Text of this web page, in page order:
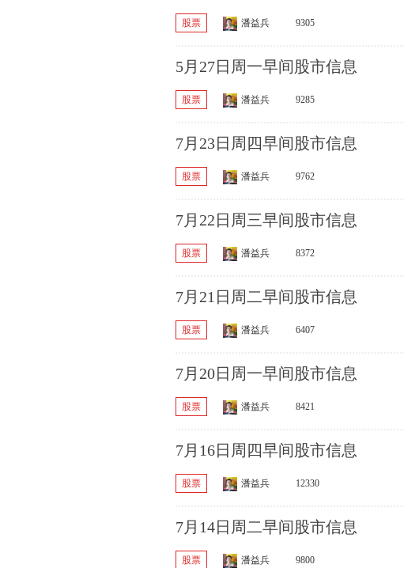
股票 潘益兵 9305
5月27日周一早间股市信息
股票 潘益兵 9285
7月23日周四早间股市信息
股票 潘益兵 9762
7月22日周三早间股市信息
股票 潘益兵 8372
7月21日周二早间股市信息
股票 潘益兵 6407
7月20日周一早间股市信息
股票 潘益兵 8421
7月16日周四早间股市信息
股票 潘益兵 12330
7月14日周二早间股市信息
股票 潘益兵 9800